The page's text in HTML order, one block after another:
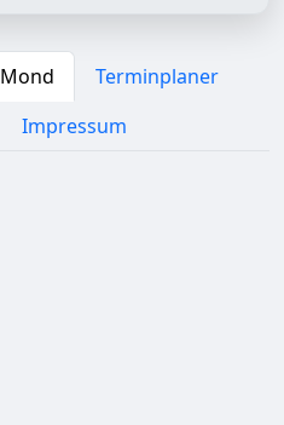
Mond
Terminplaner
Impressum